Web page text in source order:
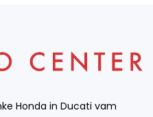
Honda in Ducati vam